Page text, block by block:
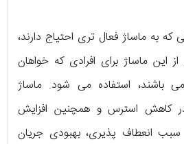
که به ماساژ فعال تری احتیاج دارند،
این ماساژ برای افرادی که خواهان
استفاده می شود. ماساژ
در کاهش استرس و همچنین افزایش
انعطاف پذیری، بهبودی جریان